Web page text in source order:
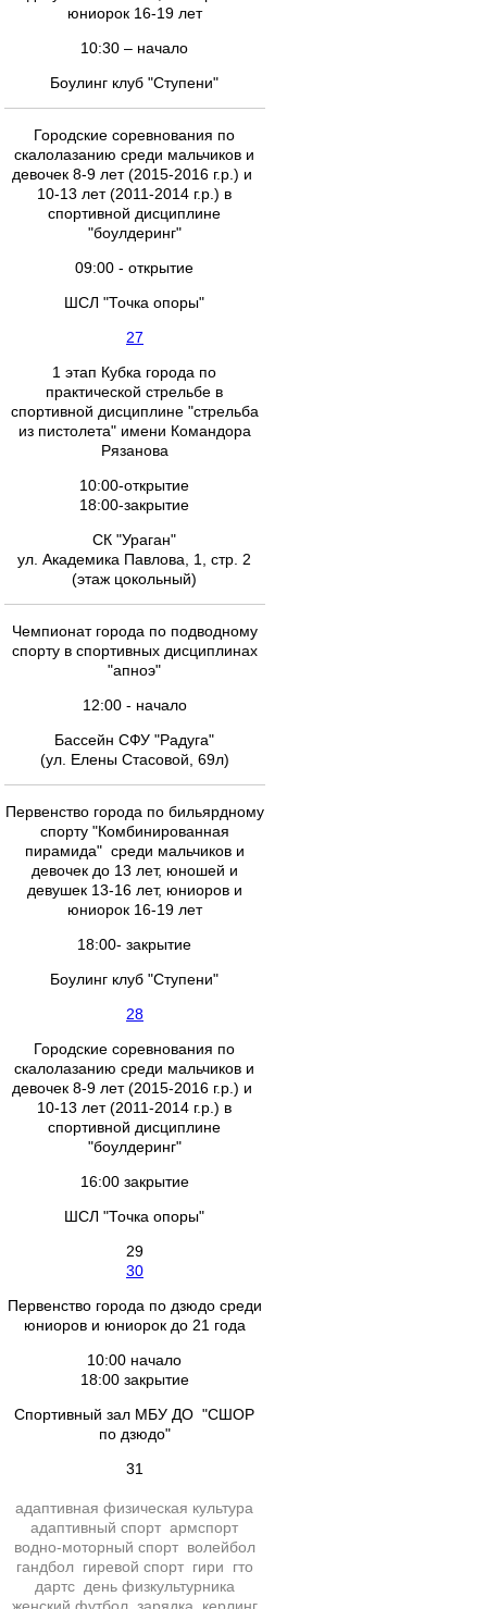
юниорок 16-19 лет
10:30 – начало
Боулинг клуб "Ступени"
Городские соревнования по
скалолазанию среди мальчиков и
девочек 8-9 лет (2015-2016 г.р.) и
10-13 лет (2011-2014 г.р.) в
спортивной дисциплине
"боулдеринг"
09:00 - открытие
ШСЛ "Точка опоры"
27
1 этап Кубка города по
практической стрельбе в
спортивной дисциплине "стрельба
из пистолета" имени Командора
Рязанова
10:00-открытие
18:00-закрытие
СК "Ураган"
ул. Академика Павлова, 1, стр. 2
(этаж цокольный)
Чемпионат города по подводному
спорту в спортивных дисциплинах
"апноэ"
12:00 - начало
Бассейн СФУ "Радуга"
(ул. Елены Стасовой, 69л)
Первенство города по бильярдному
спорту "Комбинированная
пирамида" среди мальчиков и
девочек до 13 лет, юношей и
девушек 13-16 лет, юниоров и
юниорок 16-19 лет
18:00- закрытие
Боулинг клуб "Ступени"
28
Городские соревнования по
скалолазанию среди мальчиков и
девочек 8-9 лет (2015-2016 г.р.) и
10-13 лет (2011-2014 г.р.) в
спортивной дисциплине
"боулдеринг"
16:00 закрытие
ШСЛ "Точка опоры"
29
30
Первенство города по дзюдо среди
юниоров и юниорок до 21 года
10:00 начало
18:00 закрытие
Спортивный зал МБУ ДО "СШОР
по дзюдо"
31
адаптивная физическая культура
адаптивный спорт армспорт
водно-моторный спорт волейбол
гандбол гиревой спорт гири
гто
дартс день физкультурника